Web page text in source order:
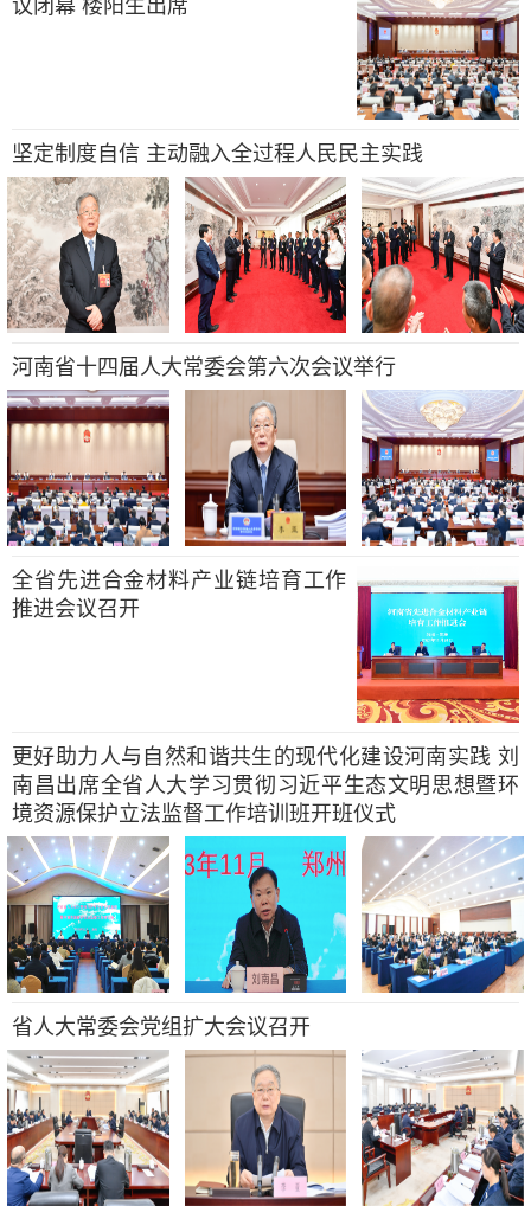
议闭幕 楼阳生出席
坚定制度自信 主动融入全过程人民民主实践
河南省十四届人大常委会第六次会议举行
全省先进合金材料产业链培育工作
推进会议召开
更好助力人与自然和谐共生的现代化建设河南实践 刘
南昌出席全省人大学习贯彻习近平生态文明思想暨环
境资源保护立法监督工作培训班开班仪式
省人大常委会党组扩大会议召开